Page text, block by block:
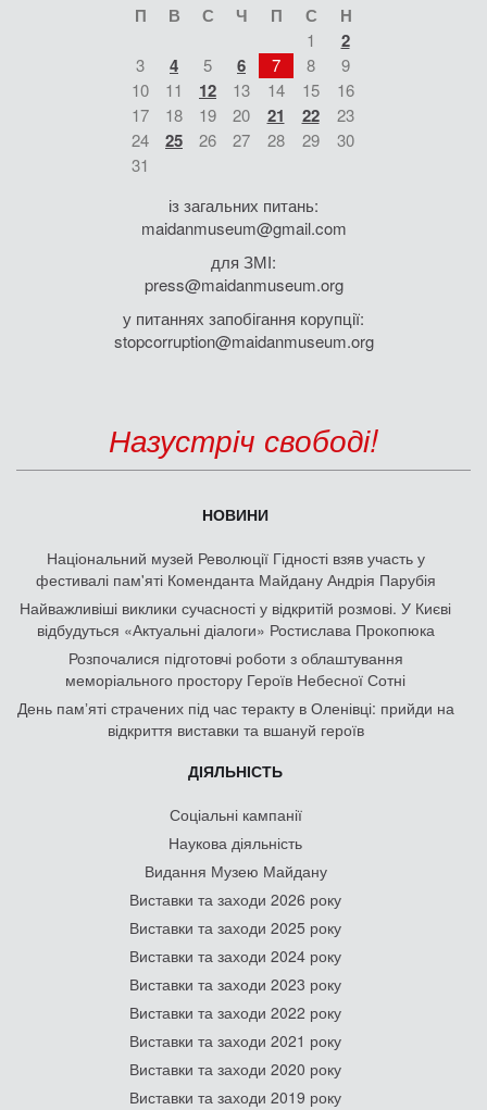
П В С Ч П С Н
1 2
3 4 5 6 7 8
9
10
11 12 13 14 15
16
17
18 19 20 21 22
23
24
25 26 27 28 29
30
31
із загальних питань:
maidanmuseum@gmail.com
для ЗМІ:
press@maidanmuseum.org
у питаннях запобігання корупції:
stopcorruption@maidanmuseum.org
Назустріч свободі!
НОВИНИ
Національний музей Революції Гідності взяв участь у
фестивалі пам'яті Коменданта Майдану Андрія Парубія
Найважливіші виклики сучасності у відкритій розмові. У Києві
відбудуться «Актуальні діалоги» Ростислава Прокопюка
Розпочалися підготовчі роботи з облаштування
меморіального простору Героїв Небесної Сотні
День памʼяті страчених під час теракту в Оленівці: прийди на
відкриття виставки та вшануй героїв
ДІЯЛЬНІСТЬ
Соціальні кампанії
Наукова діяльність
Видання Музею Майдану
Виставки та заходи 2026 року
Виставки та заходи 2025 року
Виставки та заходи 2024 року
Виставки та заходи 2023 року
Виставки та заходи 2022 року
Виставки та заходи 2021 року
Виставки та заходи 2020 року
Виставки та заходи 2019 року